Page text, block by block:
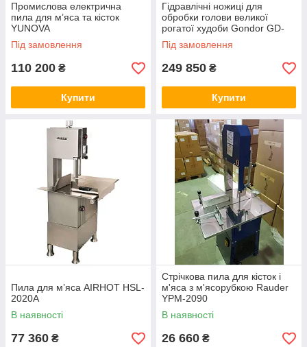
Промислова електрична
пила для м’яса та кісток
YUNOVA
Під замовлення
110 200 ₴
Купити
Гідравлічні ножиці для
обробки голови великої
рогатої худоби Gondor GD-
GHPS02D
Під замовлення
249 850 ₴
Купити
Пила для м’яса AIRHOT HSL-
2020A
В наявності
77 360 ₴
Стрічкова пила для кісток і
м'яса з м'ясорубкою Rauder
YPM-2090
В наявності
26 660 ₴